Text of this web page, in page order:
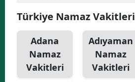
Türkiye Namaz Vakitleri
Adana
Namaz
Vakitleri
Adıyaman
Namaz
Vakitleri